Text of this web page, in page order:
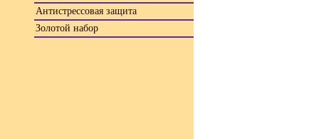
Антистрессовая защита
Золотой набор